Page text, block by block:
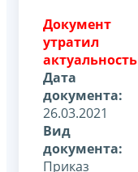
Документ
утратил
актуальность
Дата
документа:
26.03.2021
Вид
документа:
Приказ